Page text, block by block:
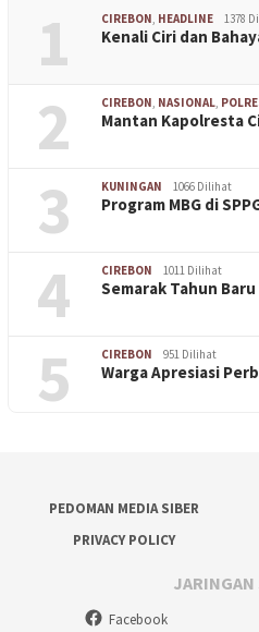
1 CIREBON, HEADLINE 1378
Kenali Ciri dan
2 CIREBON, NASIONAL,
Mantan Kapolresta
3 KUNINGAN 1066 Dilihat
Program MBG di
4 CIREBON 1011 Dilihat
Semarak Tahun
5 CIREBON 951 Dilihat
Warga Apresiasi
PEDOMAN MEDIA SIBER
PRIVACY POLICY
JARINGAN
Facebook